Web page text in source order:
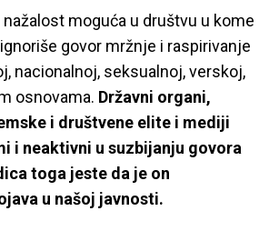
nažalost moguća u društvu u kome
govor mržnje i raspirivanje
nacionalnoj, seksualnoj, verskoj,
osnovama. Državni organi,
i društvene elite i mediji
i neaktivni u suzbijanju govora
toga jeste da je on
u našoj javnosti.